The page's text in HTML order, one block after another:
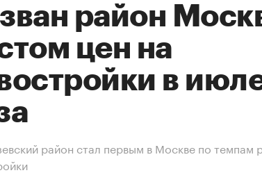
район
цен на
в
район стал первым в Москве по темпам